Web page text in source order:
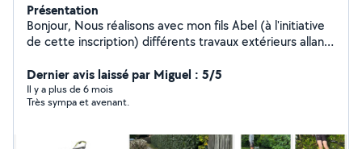
Présentation
Bonjour, Nous réalisons avec mon fils Abel (à l'initiative
de cette inscription) différents travaux extérieurs allant
par le taillage de haies jusqu'à la proposition
d'aménagement paysagers. Nous serions ravis d'étudier
avec vous tous vos projets pour y répondre au mieux,
Dernier avis laissé par Miguel : 5/5
Il y a plus de 6 mois
Très sympa et avenant.